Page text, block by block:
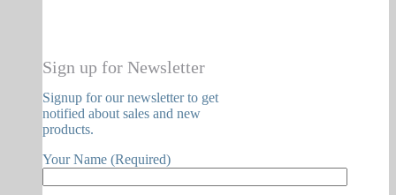
Sign up for Newsletter
Signup for our newsletter to get
notified about sales and new
products.
Your Name (Required)